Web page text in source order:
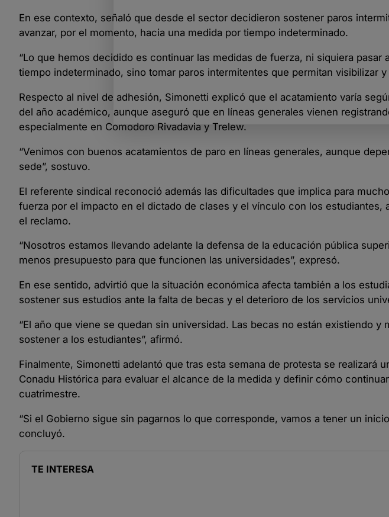
En ese contexto, señaló que desde el sector decidieron sostener paros
avanzar, por el momento, hacia una medida por tiempo indeterminado.
“Lo que hemos decidido es continuar las medidas de fuerza, ni siquiera pasar
tiempo indeterminado, sino tomar paros intermitentes que permitan visibilizar
Respecto al nivel de adhesión, Simonetti explicó que el acatamiento varía
del año académico, aunque aseguró que en líneas generales vienen
especialmente en Comodoro Rivadavia y Trelew.
“Venimos con buenos acatamientos de paro en líneas generales, aunque
sede”, sostuvo.
El referente sindical reconoció además las dificultades que implica para
fuerza por el impacto en el dictado de clases y el vínculo con los estudiantes,
el reclamo.
“Nosotros estamos llevando adelante la defensa de la educación pública
menos presupuesto para que funcionen las universidades”, expresó.
En ese sentido, advirtió que la situación económica afecta también a los
sostener sus estudios ante la falta de becas y el deterioro de los servicios
“El año que viene se quedan sin universidad. Las becas no están existiendo
sostener a los estudiantes”, afirmó.
Finalmente, Simonetti adelantó que tras esta semana de protesta se realizará
Conadu Histórica para evaluar el alcance de la medida y definir cómo
cuatrimestre.
“Si el Gobierno sigue sin pagarnos lo que corresponde, vamos a tener un
concluyó.
TE INTERESA